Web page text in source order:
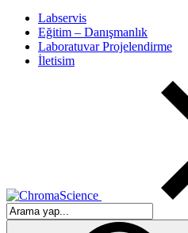
Labservis
Eğitim – Danışmanlık
Laboratuvar Projelendirme
İletisim